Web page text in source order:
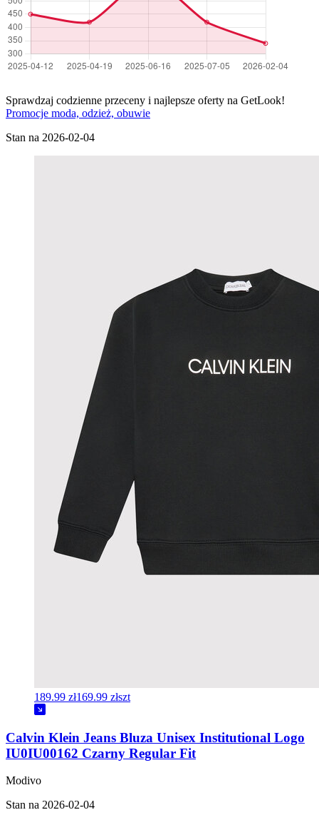
Sprawdzaj codzienne przeceny i najlepsze oferty na GetLook!
Promocje moda, odzież, obuwie
Stan na 2026-02-04
189.99 zł169.99 złszt
Calvin Klein Jeans Bluza Unisex Institutional Logo
IU0IU00162 Czarny Regular Fit
Modivo
Stan na 2026-02-04